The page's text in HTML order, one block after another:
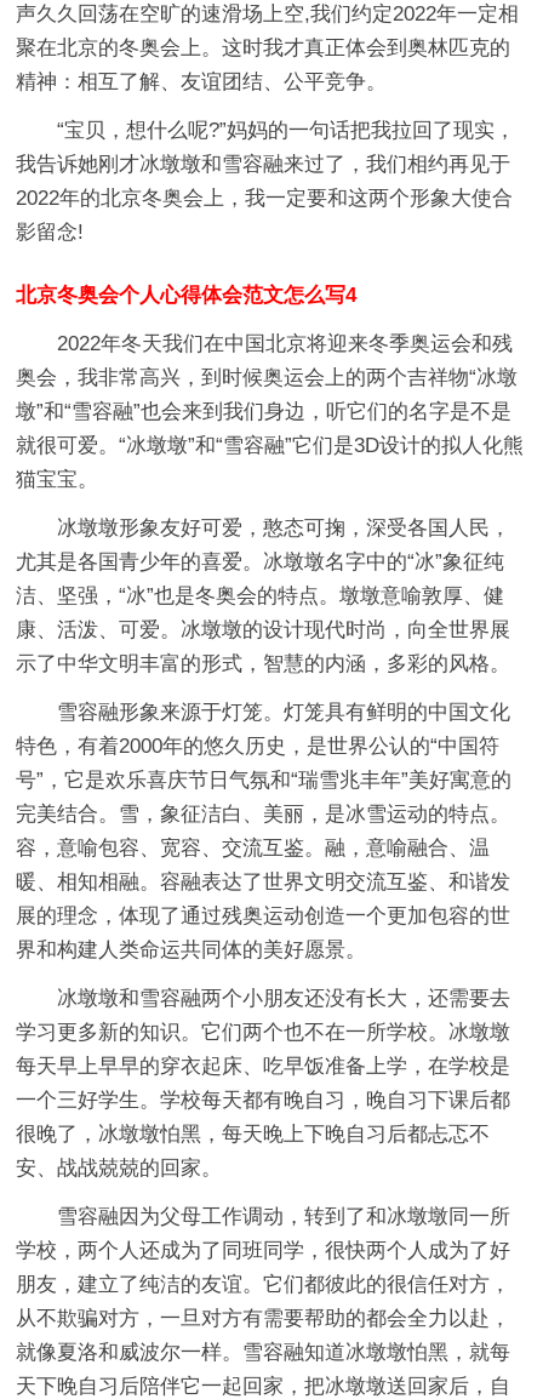
声久久回荡在空旷的速滑场上空,我们约定2022年一定相
聚在北京的冬奥会上。这时我才真正体会到奥林匹克的
精神：相互了解、友谊团结、公平竞争。
“宝贝，想什么呢?”妈妈的一句话把我拉回了现实，
我告诉她刚才冰墩墩和雪容融来过了，我们相约再见于
2022年的北京冬奥会上，我一定要和这两个形象大使合
影留念!
北京冬奥会个人心得体会范文怎么写4
2022年冬天我们在中国北京将迎来冬季奥运会和残
奥会，我非常高兴，到时候奥运会上的两个吉祥物“冰墩
墩”和“雪容融”也会来到我们身边，听它们的名字是不是
就很可爱。“冰墩墩”和“雪容融”它们是3D设计的拟人化熊
猫宝宝。
冰墩墩形象友好可爱，憨态可掬，深受各国人民，
尤其是各国青少年的喜爱。冰墩墩名字中的“冰”象征纯
洁、坚强，“冰”也是冬奥会的特点。墩墩意喻敦厚、健
康、活泼、可爱。冰墩墩的设计现代时尚，向全世界展
示了中华文明丰富的形式，智慧的内涵，多彩的风格。
雪容融形象来源于灯笼。灯笼具有鲜明的中国文化
特色，有着2000年的悠久历史，是世界公认的“中国符
号”，它是欢乐喜庆节日气氛和“瑞雪兆丰年”美好寓意的
完美结合。雪，象征洁白、美丽，是冰雪运动的特点。
容，意喻包容、宽容、交流互鉴。融，意喻融合、温
暖、相知相融。容融表达了世界文明交流互鉴、和谐发
展的理念，体现了通过残奥运动创造一个更加包容的世
界和构建人类命运共同体的美好愿景。
冰墩墩和雪容融两个小朋友还没有长大，还需要去
学习更多新的知识。它们两个也不在一所学校。冰墩墩
每天早上早早的穿衣起床、吃早饭准备上学，在学校是
一个三好学生。学校每天都有晚自习，晚自习下课后都
很晚了，冰墩墩怕黑，每天晚上下晚自习后都忐忑不
安、战战兢兢的回家。
雪容融因为父母工作调动，转到了和冰墩墩同一所
学校，两个人还成为了同班同学，很快两个人成为了好
朋友，建立了纯洁的友谊。它们都彼此的很信任对方，
从不欺骗对方，一旦对方有需要帮助的都会全力以赴，
就像夏洛和威波尔一样。雪容融知道冰墩墩怕黑，就每
天下晚自习后陪伴它一起回家，把冰墩墩送回家后，自